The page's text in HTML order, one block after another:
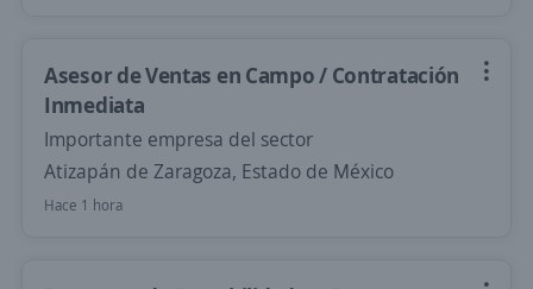
Asesor de Ventas en Campo / Contratación
Inmediata
Importante empresa del sector
Atizapán de Zaragoza, Estado de México
Hace 1 hora